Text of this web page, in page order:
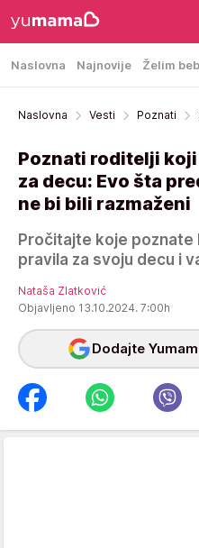
Naslovna Najnovije Želim
Naslovna Vesti Poznati
Poznati roditelji
za decu: Evo šta
ne bi bili razmaženi
Pročitajte koje
pravila za svoju decu i
Nataša Zlatković
Objavljeno 13.10.2024. 7:00h
Dodajte